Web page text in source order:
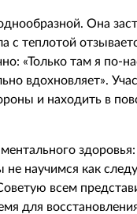
Она
с теплотой
«Только там я по-
вдохновляет».
и находить в
научимся как
всем
для